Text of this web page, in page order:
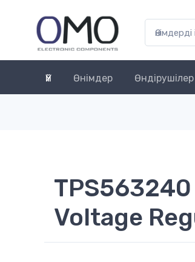
Үй Өнімдер Өндірушілер
Voltage